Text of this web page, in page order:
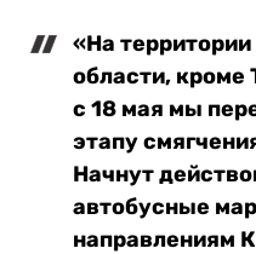
«На
области, кроме
с 18 мая мы
этапу
Начнут
автобусные
направлениям